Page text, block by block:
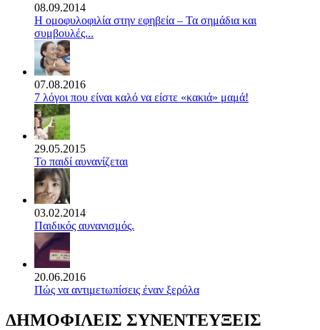
08.09.2014
Η ομοφυλοφιλία στην εφηβεία – Τα σημάδια και
συμβουλές...
07.08.2016
7 λόγοι που είναι καλό να είστε «κακιά» μαμά!
29.05.2015
Το παιδί αυνανίζεται
03.02.2014
Παιδικός αυνανισμός.
20.06.2016
Πώς να αντιμετωπίσεις έναν ξερόλα
ΔΗΜΟΦΙΛΕΙΣ ΣΥΝΕΝΤΕΥΞΕΙΣ